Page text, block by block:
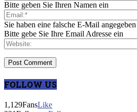
Bitte geben Sie Ihren Namen ein
Sie haben eine falsche E-Mail angegeben
Bitte gebe Sie Ihre Email Adresse ein
FOLLOW US
1,129FansLike